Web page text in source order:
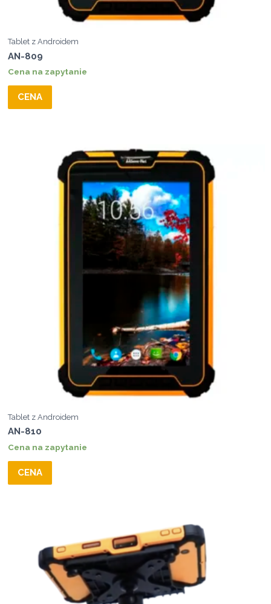
Tablet z Androidem
AN-809
Cena na zapytanie
CENA
Tablet z Androidem
AN-810
Cena na zapytanie
CENA